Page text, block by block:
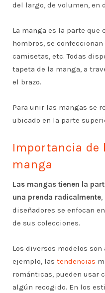
del largo, de volumen, en
La manga es la parte que
hombros, se confeccionan
camisetas, etc. Todas
tapeta de la manga, a
el brazo.
Para unir las mangas se
ubicado en la parte
Importancia de
manga
Las mangas tienen la
una prenda radicalmente,
diseñadores se enfocan
de sus colecciones.
Los diversos modelos
ejemplo, las tendencias
románticas, pueden usar
algún recogido. En los